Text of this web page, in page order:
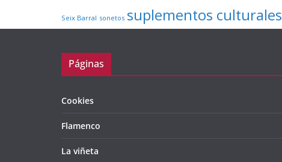
Seix Barral sonetos suplementos culturales
Páginas
Cookies
Flamenco
La viñeta